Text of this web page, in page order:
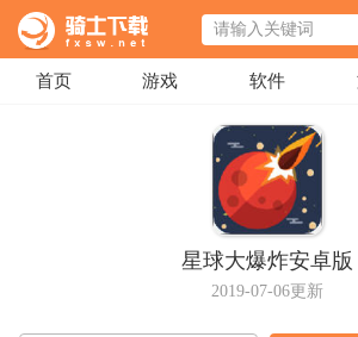
首页 游戏 软件
星球大爆炸安卓版
2019-07-06更新